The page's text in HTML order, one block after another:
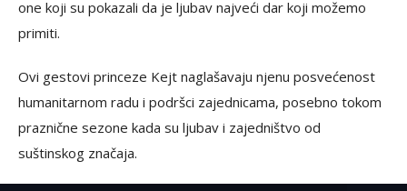
one koji su pokazali da je ljubav najveći dar koji možemo
primiti.
Ovi gestovi princeze Kejt naglašavaju njenu posvećenost
humanitarnom radu i podršci zajednicama, posebno tokom
praznične sezone kada su ljubav i zajedništvo od
suštinskog značaja.